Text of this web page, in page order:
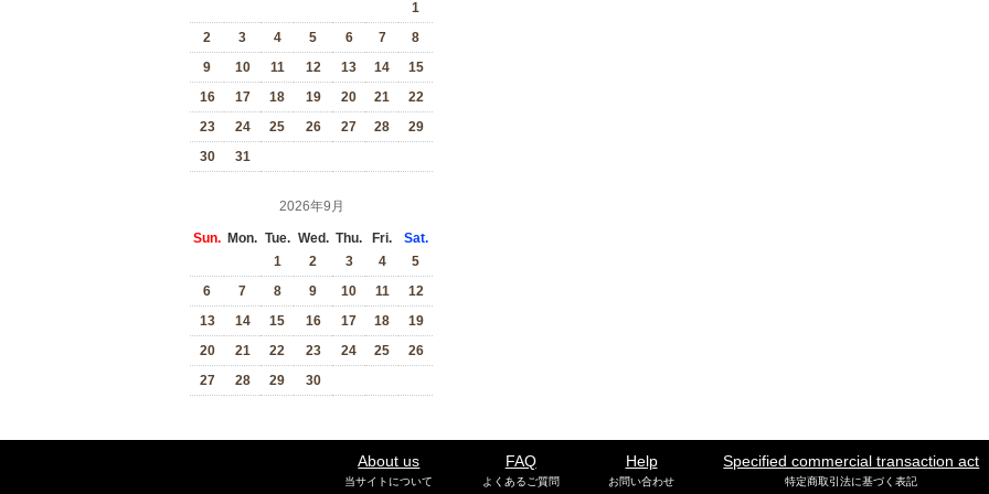
1
2
3 4 5 6 7
8
9
10 11 12 13 14
15
16
17 18 19 20 21
22
23
24 25 26 27 28
29
30
31
2026年9月
Sun. Mon. Tue. Wed. Thu. Fri.
Sat.
1
2 3 4
5
6
7 8 9 10 11
12
13
14 15 16 17 18
19
20
21 22 23 24 25
26
27
28 29 30
About us
当サイトについて
FAQ
よくあるご質問
Help
お問い合わせ
Specified commercial transaction act
特定商取引法に基づく表記